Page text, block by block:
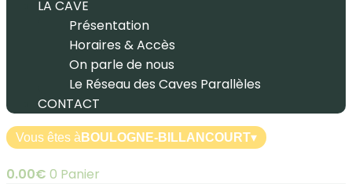
LA CAVE
Présentation
Horaires & Accès
On parle de nous
Le Réseau des Caves Parallèles
CONTACT
Vous êtes à BOULOGNE-BILLANCOURT▾
0.00€ 0 Panier